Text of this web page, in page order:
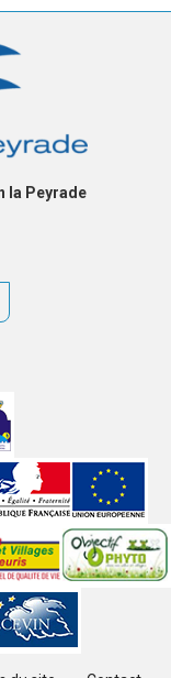
la Peyrade